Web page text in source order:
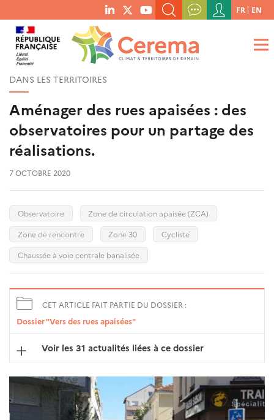
menu
social
links
RECHERCHER UN MOT-CLÉ, UNE PUBLICATION, ETC.
QUE RECHERCHEZ-VOUS ?
Menu
du
compte
de
FR EN
DANS LES TERRITOIRES
Aménager des rues apaisées : des
observatoires pour un partage des
réalisations.
7 OCTOBRE 2020
Observatoire
Zone de circulation apaisée (ZCA)
Zone de rencontre
Zone 30
Cycliste
Chaussée à voie centrale banalisée
CET ARTICLE FAIT PARTIE DU DOSSIER :
Dossier "Vers des rues apaisées"
Voir les 31 actualités liées à ce dossier